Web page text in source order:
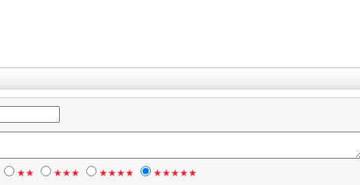
★★ ★★★ ★★★★ ★★★★★